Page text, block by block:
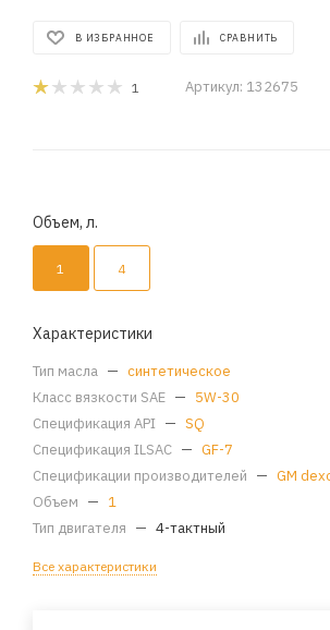
В ИЗБРАННОЕ СРАВНИТЬ
1 Артикул: 132675
Объем, л.
1 4
Характеристики
Тип масла — синтетическое
Класс вязкости SAE — 5W-30
Спецификация API — SQ
Спецификация ILSAC — GF-7
Спецификации производителей — GM
Объем — 1
Тип двигателя — 4-тактный
Все характеристики